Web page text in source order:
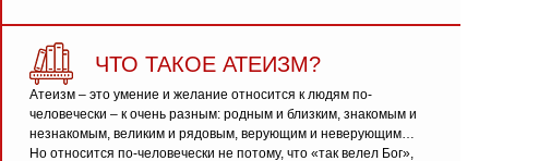
ЧТО ТАКОЕ АТЕИЗМ?
Атеизм – это умение и желание относится к людям по-
человечески – к очень разным: родным и близким, знакомым и
незнакомым, великим и рядовым, верующим и неверующим…
Но относится по-человечески не потому, что «так велел Бог»,